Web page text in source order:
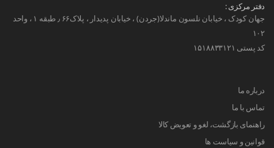
دفتر مرکزی :
جهان کودک ، خیابان نلسون ماندلا(جردن) ، خیابان پدیدار ، پلاک۶۶ ٫ طبقه ۱ ، واحد
۱۰۲
کد پستی ۱۵۱۸۸۳۳۱۲۱
درباره ما
تماس با ما
راهنمای بازگشت، لغو و تعویض کالا
قوانین و سیاست ها